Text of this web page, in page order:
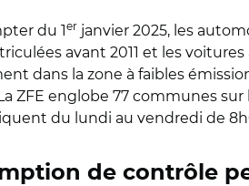
du 1er janvier 2025, les
avant 2011 et les
dans la zone à faibles
ZFE englobe 77 communes
du lundi au vendredi de
de contrôle